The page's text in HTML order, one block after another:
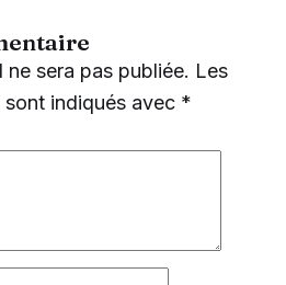
sera pas publiée. Les
indiqués avec *